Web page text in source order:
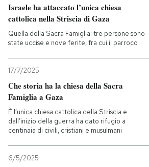
Israele ha attaccato l’unica chiesa
cattolica nella Striscia di Gaza
Quella della Sacra Famiglia: tre persone sono
state uccise e nove ferite, fra cui il parroco
17/7/2025
Che storia ha la chiesa della Sacra
Famiglia a Gaza
È l’unica chiesa cattolica della Striscia e
dall’inizio della guerra ha dato rifugio a
centinaia di civili, cristiani e musulmani
6/5/2025